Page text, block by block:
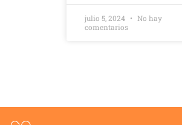
julio 5, 2024
No hay
comentarios